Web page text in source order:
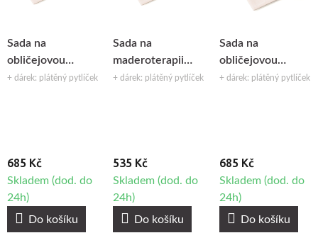
Sada na
obličejovou
maderoterapii
+ dárek: plátěný pytlíček
685 Kč
Skladem (dod. do
24h)
Do košíku
Sada na
maderoterapii
chodidel Fabulo
+ dárek: plátěný pytlíček
535 Kč
Skladem (dod. do
24h)
Do košíku
Sada na
obličejovou
maderoterapii
+ dárek: plátěný pytlíček
685 Kč
Skladem (dod. do
24h)
Do košíku